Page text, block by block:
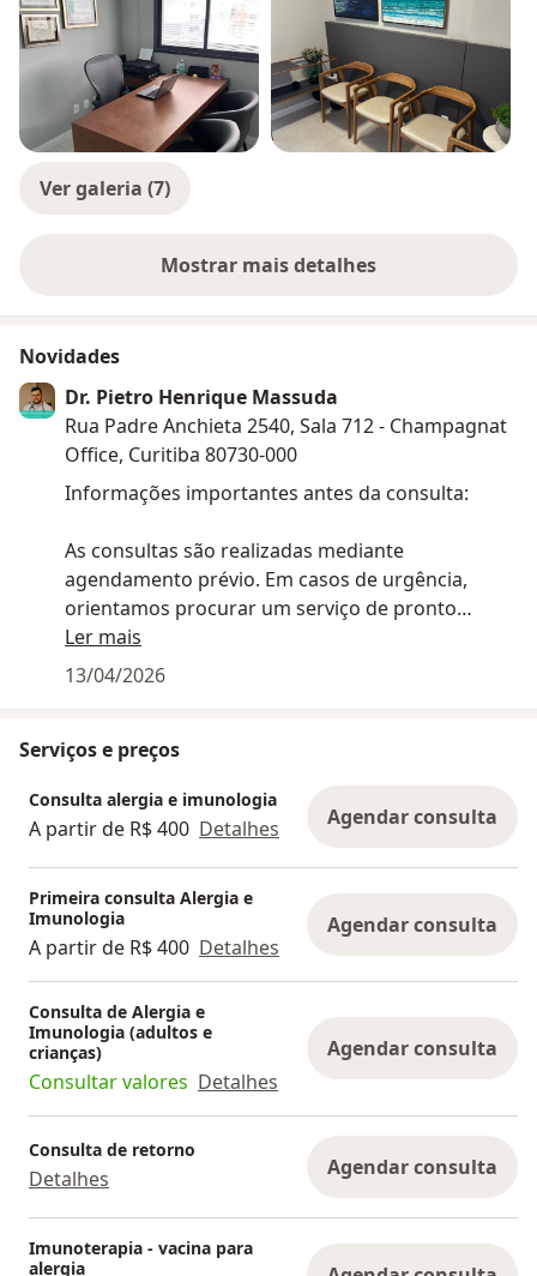
Ver galeria (7)
Mostrar mais detalhes
sobre a experiência
Novidades
Dr. Pietro Henrique Massuda
Rua Padre Anchieta 2540, Sala 712 - Champagnat
Office, Curitiba 80730-000
Informações importantes antes da consulta:
As consultas são realizadas mediante
agendamento prévio. Em casos de urgência,
orientamos procurar um serviço de pronto
atendimento.
12 horas de antecedência, para melhor
atendimento de outros pacientes. O Doctoralia
realiza confirmações automáticas da consulta
após o agendamento.
Ao chegar ao consultório, basta aguardar na
recepção até ser chamado.
Consultas por encaixe podem ser realizadas
apenas em caráter particular, conforme
disponibilidade de agenda e mediante contato
prévio.
Pacientes Unimed:
De acordo com as regras da Unimed Curitiba,
consultas on-line não são autorizadas pelo
convênio. Nos casos de teleconsulta, o
Ler mais
13/04/2026
Serviços e preços
Consulta alergia e imunologia
A partir de R$ 400 Detalhes Agendar consulta
Primeira consulta Alergia e
Imunologia
A partir de R$ 400 Detalhes
Agendar consulta
Consulta de Alergia e
Imunologia (adultos e
crianças)
Consultar valores Detalhes
Agendar consulta
Consulta de retorno
Detalhes Agendar consulta
Imunoterapia - vacina para
alergia